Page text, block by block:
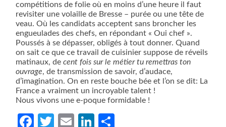
compétitions de folie où en moins d’une heure il faut
revisiter une volaille de Bresse – purée ou une tête de
veau. Où les candidats acceptent sans broncher les
engueulades des chefs, en répondant « Oui chef ».
Poussés à se dépasser, obligés à tout donner. Quand
on sait ce que ce travail de cuisinier suppose de réveils
matinaux, decent fois sur le métier tu remettras ton
ouvrage, de transmission de savoir, d’audace,
d’imagination. On en reste bouche bée et l’on se dit: La
France a vraiment un incroyable talent !
Nous vivons une e-poque formidable !
Facebook
Twitter
EmailLinkedIn